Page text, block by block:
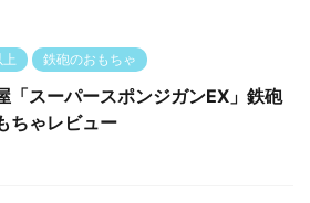
上 鉄砲のおもちゃ
「スーパースポンジガンEX」鉄砲
ちゃレビュー